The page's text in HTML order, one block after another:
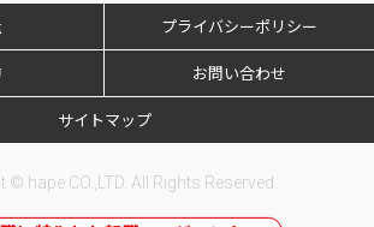
プライバシーポリシー
お問い合わせ
サイトマップ
© hape CO.,LTD. All Rights Reserved.